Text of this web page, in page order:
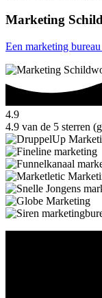
Marketing
Een marketing
4.9
4.9 van de 5 sterren